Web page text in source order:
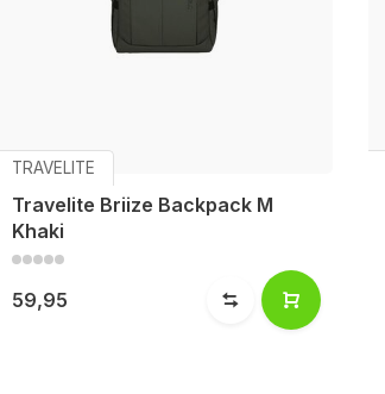
TRAVELITE
Travelite Briize Backpack M
Khaki
59,95